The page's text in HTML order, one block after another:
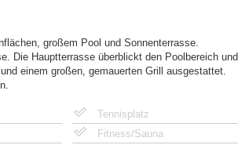
großem Pool und Sonnenterrasse.
Die Hauptterrasse überblickt den Poolbereich und
einem großen, gemauerten Grill ausgestattet.
Tennisplatz
Fitness/Sauna